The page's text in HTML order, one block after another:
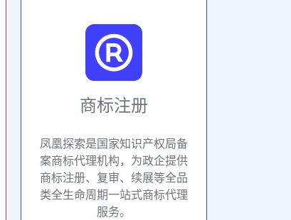
商标注册
凤凰探索是国家知识产权局备
案商标代理机构，为政企提供
商标注册、复审、续展等全品
类全生命周期一站式商标代理
服务。